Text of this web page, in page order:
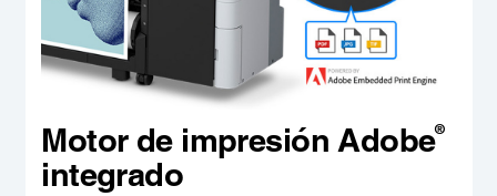
Motor de impresión Adobe®
integrado